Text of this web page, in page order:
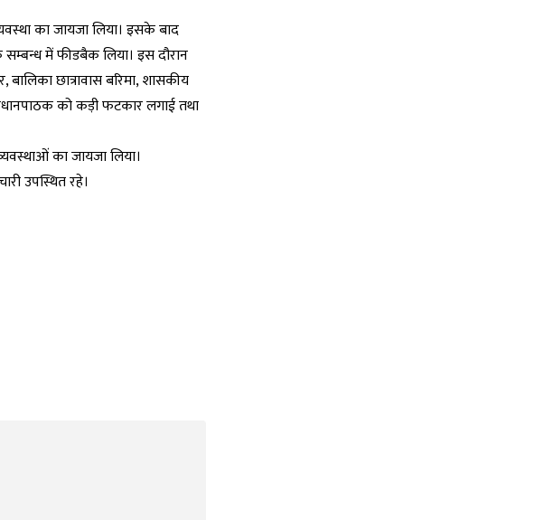
का जायजा लिया। इसके बाद
सम्बन्ध में फीडबैक लिया। इस दौरान
छात्रावास बरिमा, शासकीय
को कड़ी फटकार लगाई तथा
का जायजा लिया।
उपस्थित रहे।